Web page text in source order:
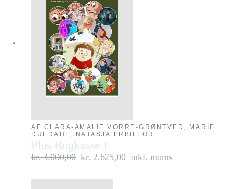
AF CLARA-AMALIE VORRE-GRØNTVED, MARIE
DUEDAHL, NATASJA ERBILLOR
Plus Bogkasse 1
kr.3.000,00 kr. 2.625,00 inkl. moms